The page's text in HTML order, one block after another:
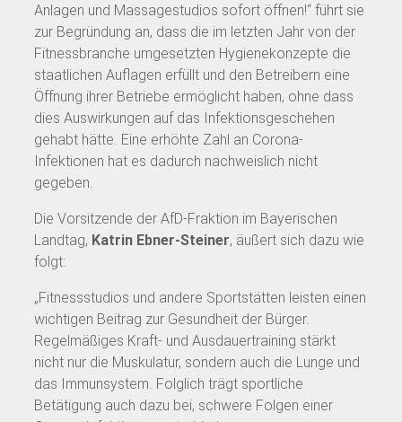
Anlagen und Massagestudios sofort öffnen!“ führt sie
zur Begründung an, dass die im letzten Jahr von der
Fitnessbranche umgesetzten Hygienekonzepte die
staatlichen Auflagen erfüllt und den Betreibern eine
Öffnung ihrer Betriebe ermöglicht haben, ohne dass
dies Auswirkungen auf das Infektionsgeschehen
gehabt hätte. Eine erhöhte Zahl an Corona-
Infektionen hat es dadurch nachweislich nicht
gegeben.
Die Vorsitzende der AfD-Fraktion im Bayerischen
Landtag, Katrin Ebner-Steiner, äußert sich dazu wie
folgt:
„Fitnessstudios und andere Sportstätten leisten einen
wichtigen Beitrag zur Gesundheit der Bürger.
Regelmäßiges Kraft- und Ausdauertraining stärkt
nicht nur die Muskulatur, sondern auch die Lunge und
das Immunsystem. Folglich trägt sportliche
Betätigung auch dazu bei, schwere Folgen einer